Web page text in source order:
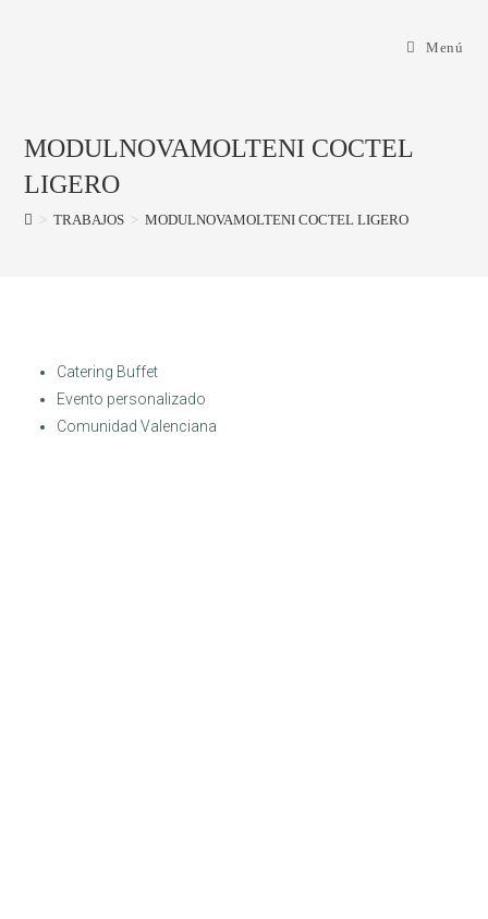
Menú
MODULNOVAMOLTENI COCTEL
LIGERO
> TRABAJOS > MODULNOVAMOLTENI COCTEL LIGERO
Catering Buffet
Evento personalizado
Comunidad Valenciana